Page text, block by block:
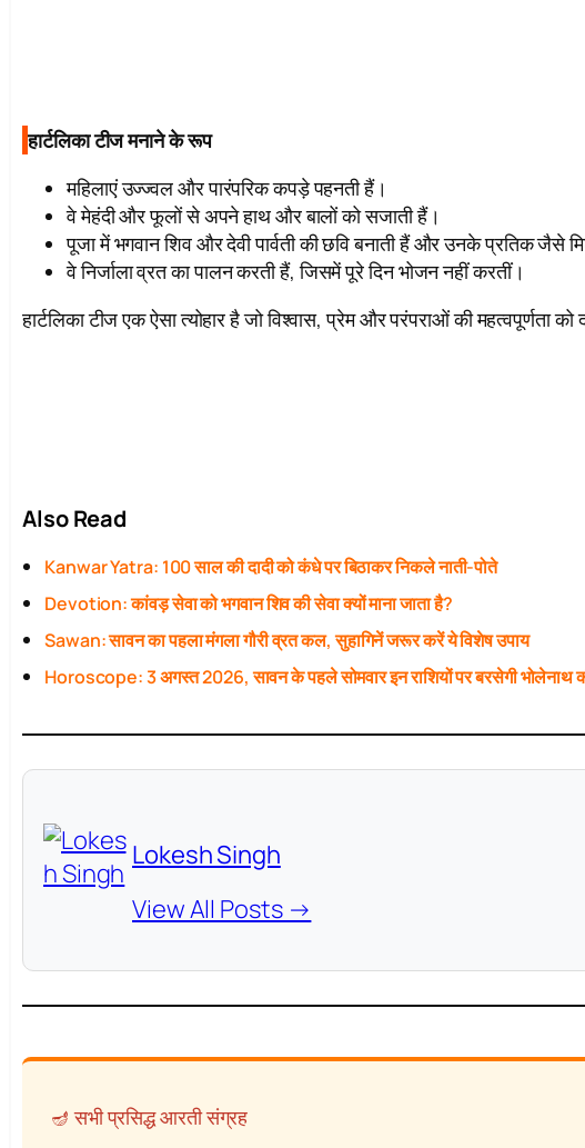
हार्टलिका टीज मनाने के रूप
महिलाएं उज्ज्वल और पारंपरिक कपड़े पहनती हैं।
वे मेहंदी और फूलों से अपने हाथ और बालों को सजाती हैं।
पूजा में भगवान शिव और देवी पार्वती की छवि बनाती हैं और उनके प्रतिक जैसे
वे निर्जाला व्रत का पालन करती हैं, जिसमें पूरे दिन भोजन नहीं करतीं।
हार्टलिका टीज एक ऐसा त्योहार है जो विश्वास, प्रेम और परंपराओं की महत्वपूर्णता को
Also Read
Kanwar Yatra: 100 साल की दादी को कंधे पर बिठाकर निकले नाती-पोते
Devotion: कांवड़ सेवा को भगवान शिव की सेवा क्यों माना जाता है?
Sawan: सावन का पहला मंगला गौरी व्रत कल, सुहागिनें जरूर करें ये विशेष उपाय
Horoscope: 3 अगस्त 2026, सावन के पहले सोमवार इन राशियों पर बरसेगी भोलेनाथ
Lokesh Singh
View All Posts →
🪔 सभी प्रसिद्ध आरती संग्रह